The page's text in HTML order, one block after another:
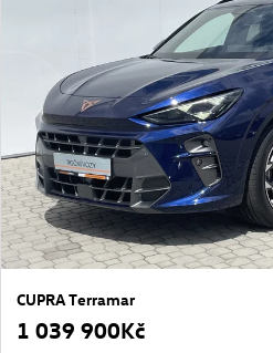
CUPRA Terramar
1 039 900Kč